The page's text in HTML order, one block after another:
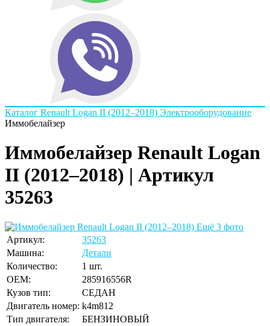
Каталог Renault Logan II (2012–2018) Электрооборудование
Иммобелайзер
Иммобелайзер Renault Logan
II (2012–2018) | Артикул
35263
Ещё 3 фото
Артикул:
35263
Машина:
Детали
Количество:
1 шт.
OEM:
285916556R
Кузов тип:
СЕДАН
Двигатель номер: k4m812
Тип двигателя:
БЕНЗИНОВЫЙ